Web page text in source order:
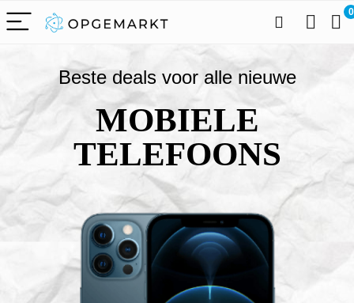
0
Beste deals voor alle nieuwe
MOBIELE
TELEFOONS